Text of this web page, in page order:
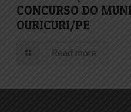
CONCURSO DO
OURICURI/PE
Read more